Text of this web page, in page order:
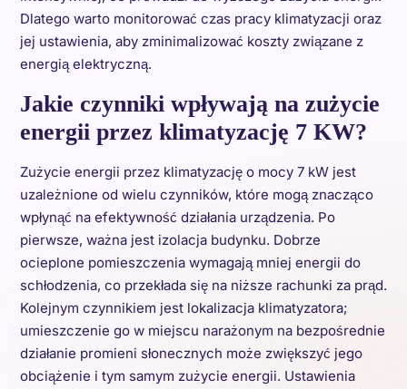
Dlatego warto monitorować czas pracy klimatyzacji oraz
jej ustawienia, aby zminimalizować koszty związane z
energią elektryczną.
Jakie czynniki wpływają na zużycie
energii przez klimatyzację 7 KW?
Zużycie energii przez klimatyzację o mocy 7 kW jest
uzależnione od wielu czynników, które mogą znacząco
wpłynąć na efektywność działania urządzenia. Po
pierwsze, ważna jest izolacja budynku. Dobrze
ocieplone pomieszczenia wymagają mniej energii do
schłodzenia, co przekłada się na niższe rachunki za prąd.
Kolejnym czynnikiem jest lokalizacja klimatyzatora;
umieszczenie go w miejscu narażonym na bezpośrednie
działanie promieni słonecznych może zwiększyć jego
obciążenie i tym samym zużycie energii. Ustawienia